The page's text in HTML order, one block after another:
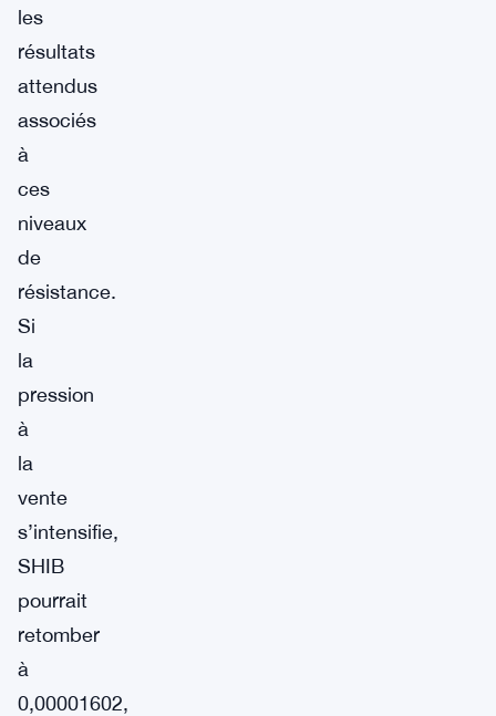
les
résultats
attendus
associés
à
ces
niveaux
de
résistance.
Si
la
pression
à
la
vente
s’intensifie,
SHIB
pourrait
retomber
à
0,00001602,